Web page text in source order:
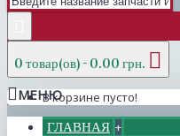
0 товар(ов) - 0.00 грн.
В корзине пусто!
МЕНЮ
ГЛАВНАЯ +